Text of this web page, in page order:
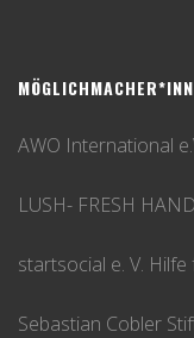
AWO International
LUSH- FRESH
startsocial e. V.
Sebastian Cobler